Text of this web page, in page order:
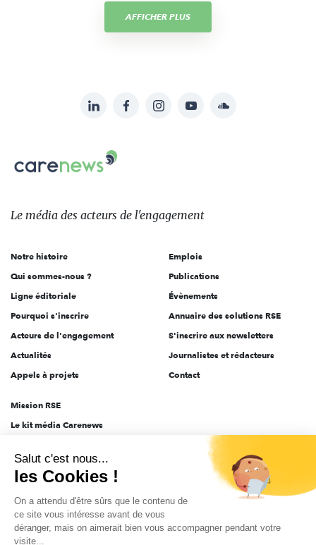
AFFICHER PLUS
sur:
LinkedInFacebookInstagramYouTubeSoundcloud
Le
des
l'engagement
Le média des acteurs de l'engagement
Notre histoire
Qui sommes-nous ?
Ligne éditoriale
Pourquoi s'inscrire
Acteurs de l'engagement
Actualités
Appels à projets
Emplois
Publications
Évènements
Annuaire des solutions RSE
S'inscrire aux newsletters
Journalistes et rédacteurs
Contact
Mission RSE
Le kit média Carenews
AEF info
Novethic
PRODURABLE
Inclusiv Day
Salut c'est nous...
les Cookies !
On a attendu d'être sûrs que le contenu de
ce site vous intéresse avant de vous
déranger, mais on aimerait bien vous accompagner pendant votre
visite...